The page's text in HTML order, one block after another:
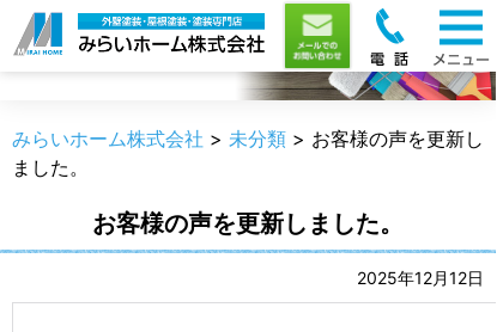
職人のうんちく
みらいホーム株式会社 > 未分類 > お客様の声を更新し
ました。
お客様の声を更新しました。
2025年12月12日